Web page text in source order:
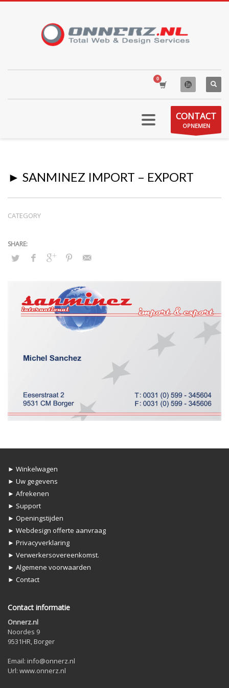
CONTACT
OPNEMEN
► SANMINEZ IMPORT – EXPORT
CATEGORY
► Winkelwagen
► Uw gegevens
► Afrekenen
► Support
► Openingstijden
► Webdesign offerte aanvraag
► Privacyverklaring
► Verwerkersovereenkomst.
► Algemene voorwaarden
► Contact
Contact informatie
Onnerz.nl
Noordes 9
9531HR, Borger
Email: info@onnerz.nl
Url: www.onnerz.nl